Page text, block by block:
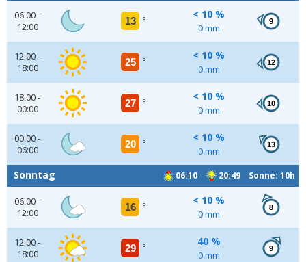
06:00 -
12:00
13 °
< 10 %
0 mm
9
12:00 -
18:00
25 °
< 10 %
0 mm
12
18:00 -
00:00
27 °
< 10 %
0 mm
10
00:00 -
06:00
20 °
< 10 %
0 mm
13
06:10 20:49 Sonne: 10h
Sonntag
06:00 -
12:00
16 °
< 10 %
0 mm
8
12:00 -
18:00
29 °
40 %
0 mm
9